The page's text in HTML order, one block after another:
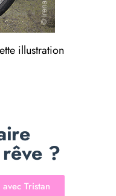
illustration
?
Tristan